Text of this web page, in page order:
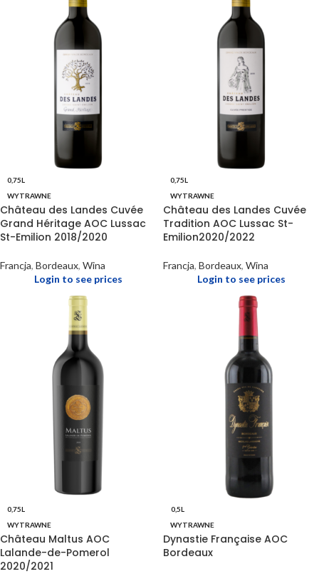
0,75L
WYTRAWNE
Château des Landes Cuvée
Grand Héritage AOC Lussac
St-Emilion 2018/2020
Francja, Bordeaux, Wina
Login to see prices
0,75L
WYTRAWNE
Château des Landes Cuvée
Tradition AOC Lussac St-
Emilion2020/2022
Francja, Bordeaux, Wina
Login to see prices
0,75L
WYTRAWNE
Château Maltus AOC
Lalande-de-Pomerol
2020/2021
0,5L
WYTRAWNE
Dynastie Française AOC
Bordeaux